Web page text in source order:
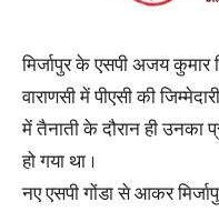
मिर्जापुर के एसपी अजय
वाराणसी में पीएसी की
में तैनाती के दौरान ही उनका
हो गया था ।
नए एसपी गोंडा से आकर